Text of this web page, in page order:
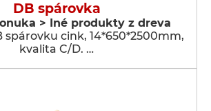
DB spárovka
> Iné produkty z dreva
spárovku cink, 14*650*2500mm,
kvalita C/D. …